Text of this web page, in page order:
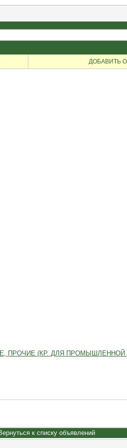
ДОБАВИТЬ
ПРОЧИЕ (КР. ДЛЯ
к списку объявлений